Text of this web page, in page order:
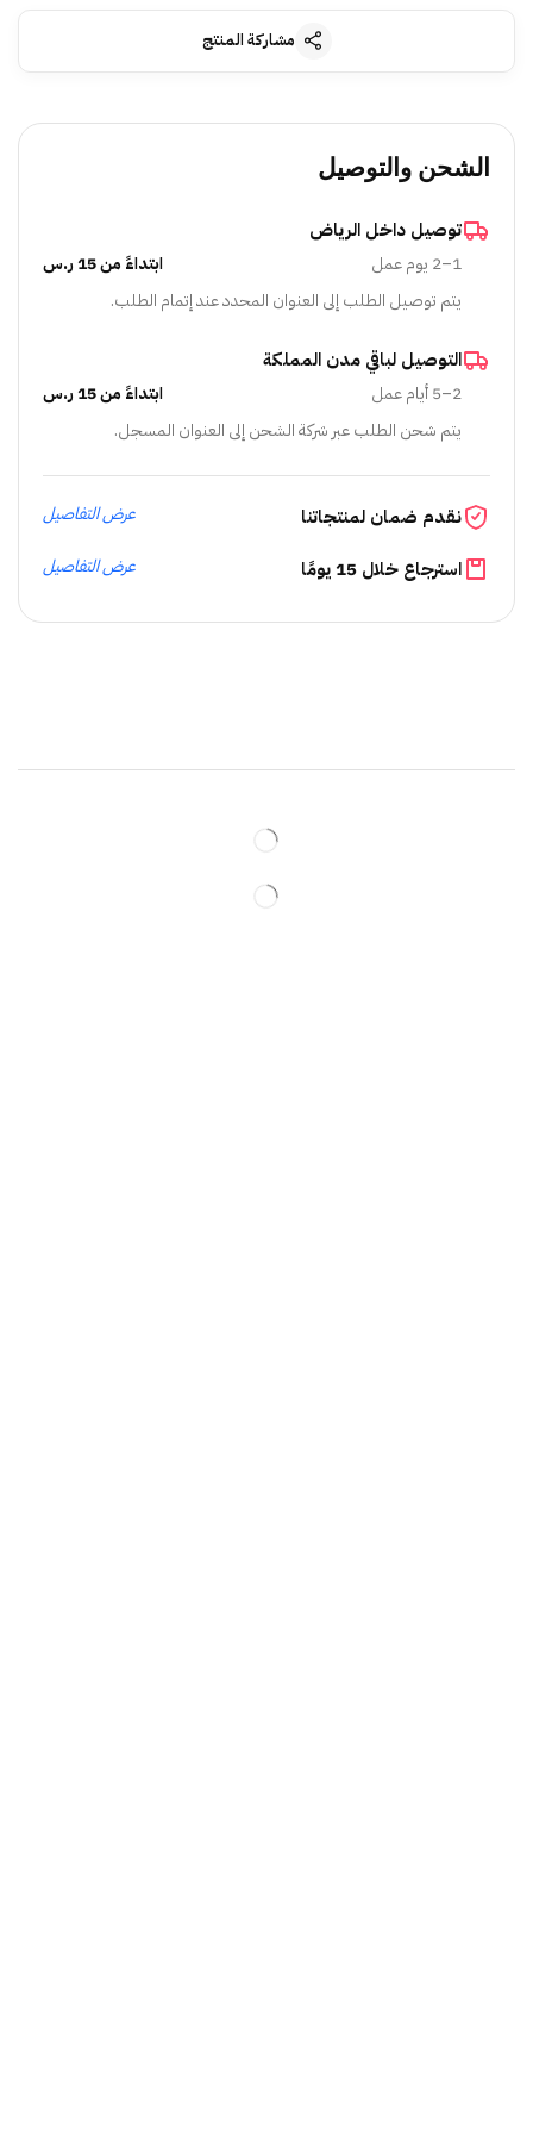
مشاركة المنتج
الشحن والتوصيل
توصيل داخل الرياض
1–2 يوم عمل
ابتداءً من 15 ر.س
يتم توصيل الطلب إلى العنوان المحدد عند إتمام الطلب.
التوصيل لباقي مدن المملكة
2–5 أيام عمل
ابتداءً من 15 ر.س
يتم شحن الطلب عبر شركة الشحن إلى العنوان المسجل.
نقدم ضمان لمنتجاتنا عرض التفاصيل
استرجاع خلال 15 يومًا عرض التفاصيل